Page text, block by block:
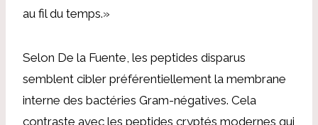
au fil du temps.»
Selon De la Fuente, les peptides disparus
semblent cibler préférentiellement la membrane
interne des bactéries Gram-négatives. Cela
contraste avec les peptides cryptés modernes qui